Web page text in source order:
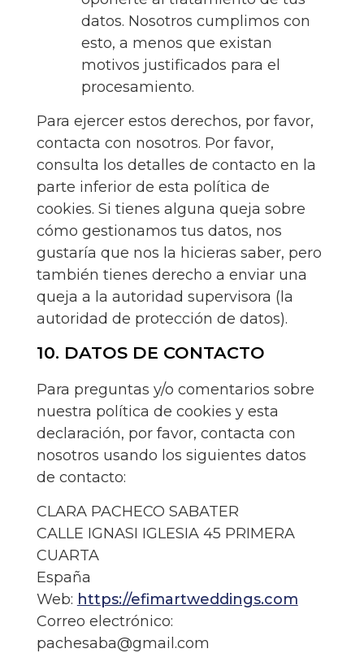
datos. Nosotros cumplimos con
esto, a menos que existan
motivos justificados para el
procesamiento.
Para ejercer estos derechos, por favor,
contacta con nosotros. Por favor,
consulta los detalles de contacto en la
parte inferior de esta política de
cookies. Si tienes alguna queja sobre
cómo gestionamos tus datos, nos
gustaría que nos la hicieras saber, pero
también tienes derecho a enviar una
queja a la autoridad supervisora (la
autoridad de protección de datos).
10. DATOS DE CONTACTO
Para preguntas y/o comentarios sobre
nuestra política de cookies y esta
declaración, por favor, contacta con
nosotros usando los siguientes datos
de contacto:
CLARA PACHECO SABATER
CALLE IGNASI IGLESIA 45 PRIMERA
CUARTA
España
Web: https://efimartweddings.com
Correo electrónico:
pachesaba@gmail.com